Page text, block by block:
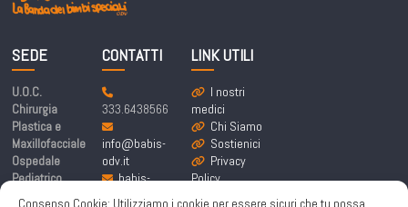
Consenso Cookie: Utilizziamo i cookie per essere sicuri che tu possa
SEDE
U.O.C.
Chirurgia
Plastica e
Maxillofacciale
Ospedale
Pediatrico
Bambino Gesù
CONTATTI
333.6438566
info@babis-
odv.it
babis-
labandadeibim
LINK UTILI
I nostri
medici
Chi Siamo
Sostienici
Privacy
Policy